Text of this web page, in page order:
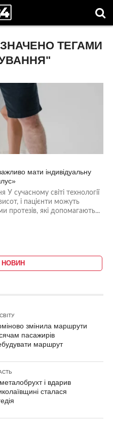
ТЕГАМИ
мати індивідуальну
У сучасному світі технології
і пацієнти можуть
протезів, які допомагають...
НОВИН
змінила маршрути
пасажирів
маршрут
і вдарив
сталася